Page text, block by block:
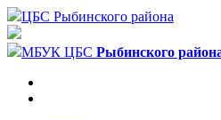
ЦБС Рыбинского района
МБУК ЦБС Рыбинского